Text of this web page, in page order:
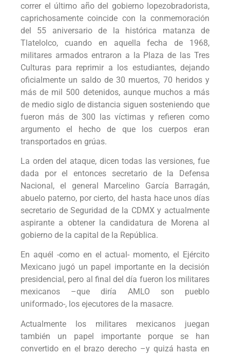
correr el último año del gobierno lopezobradorista,
caprichosamente coincide con la conmemoración
del 55 aniversario de la histórica matanza de
Tlatelolco, cuando en aquella fecha de 1968,
militares armados entraron a la Plaza de las Tres
Culturas para reprimir a los estudiantes, dejando
oficialmente un saldo de 30 muertos, 70 heridos y
más de mil 500 detenidos, aunque muchos a más
de medio siglo de distancia siguen sosteniendo que
fueron más de 300 las víctimas y refieren como
argumento el hecho de que los cuerpos eran
transportados en grúas.
La orden del ataque, dicen todas las versiones, fue
dada por el entonces secretario de la Defensa
Nacional, el general Marcelino García Barragán,
abuelo paterno, por cierto, del hasta hace unos días
secretario de Seguridad de la CDMX y actualmente
aspirante a obtener la candidatura de Morena al
gobierno de la capital de la República.
En aquél -como en el actual- momento, el Ejército
Mexicano jugó un papel importante en la decisión
presidencial, pero al final del día fueron los militares
mexicanos –que diría AMLO son pueblo
uniformado-, los ejecutores de la masacre.
Actualmente los militares mexicanos juegan
también un papel importante porque se han
convertido en el brazo derecho –y quizá hasta en